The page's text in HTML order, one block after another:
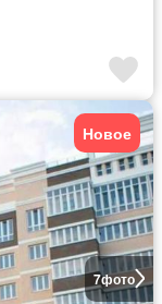
7фото
Новое